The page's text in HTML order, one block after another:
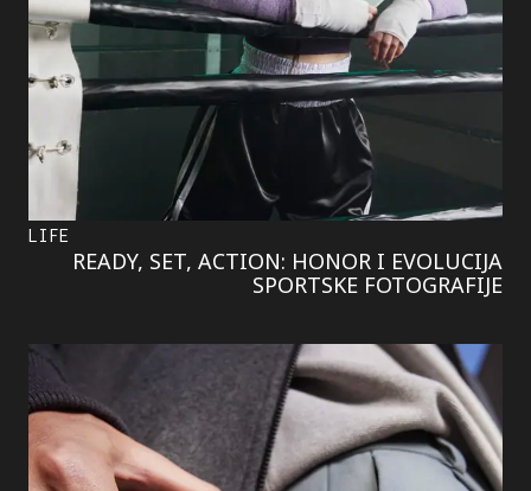
LIFE
READY, SET, ACTION: HONOR I EVOLUCIJA
SPORTSKE FOTOGRAFIJE